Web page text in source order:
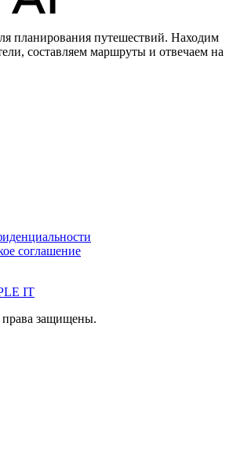
планирования путешествий. Находим
составляем маршруты и отвечаем на
соглашение
IT
защищены.